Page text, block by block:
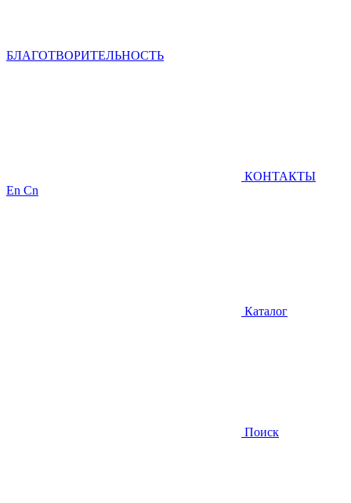
БЛАГОТВОРИТЕЛЬНОСТЬ
КОНТАКТЫ
En Cn
Каталог
Поиск